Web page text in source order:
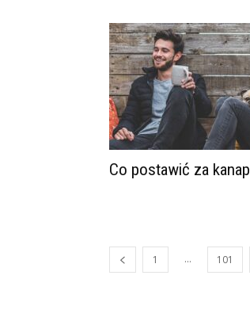
Co postawić za
1 ... 101